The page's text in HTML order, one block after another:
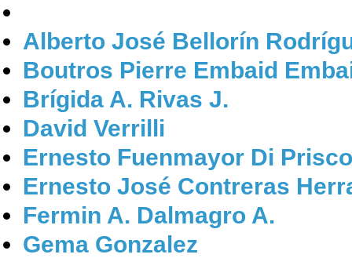
Alberto José Bellorín
Boutros Pierre Embaid
Brígida A. Rivas J.
David Verrilli
Ernesto Fuenmayor Di
Ernesto José Contreras
Fermin A. Dalmagro A.
Gema Gonzalez